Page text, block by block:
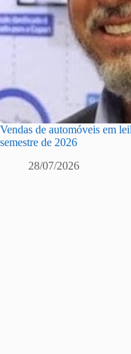
Vendas de automóveis em
semestre de 2026
28/07/2026